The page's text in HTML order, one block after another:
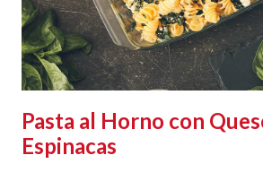
Pasta al Horno con
Espinacas